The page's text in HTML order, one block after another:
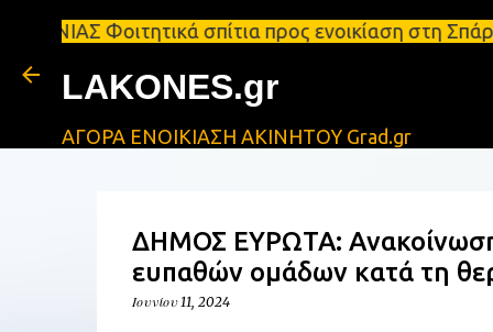
Φοιτητικά σπίτια προς ενοικίαση στη Σπάρτη
LAKONES.gr
ΑΓΟΡΑ ΕΝΟΙΚΙΑΣΗ ΑΚΙΝΗΤΟΥ Grad.gr
ΔΗΜΟΣ ΕΥΡΩΤΑ: Ανακοίνωση
ευπαθών ομάδων κατά τη
Ιουνίου 11, 2024